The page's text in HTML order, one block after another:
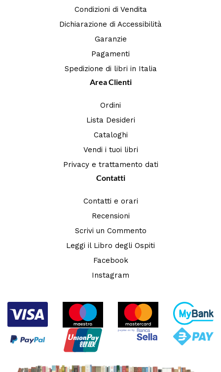
Condizioni di Vendita
Dichiarazione di Accessibilità
Garanzie
Pagamenti
Spedizione di libri in Italia
Area Clienti
Ordini
Lista Desideri
Cataloghi
Vendi i tuoi libri
Privacy e trattamento dati
Contatti
Contatti e orari
Recensioni
Scrivi un Commento
Leggi il Libro degli Ospiti
Facebook
Instagram